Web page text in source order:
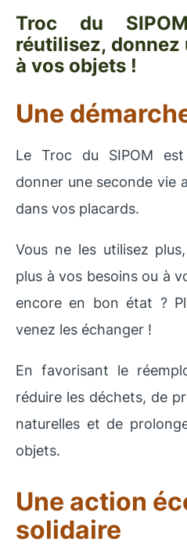
Troc du
réutilisez, donnez
à vos objets !
Une
Le Troc du SIPOM
donner une seconde vie
dans vos placards.
Vous ne les utilisez
plus à vos besoins ou à
encore en bon état ?
venez les échanger !
En favorisant le
réduire les déchets, de
naturelles et de
objets.
Une action
solidaire